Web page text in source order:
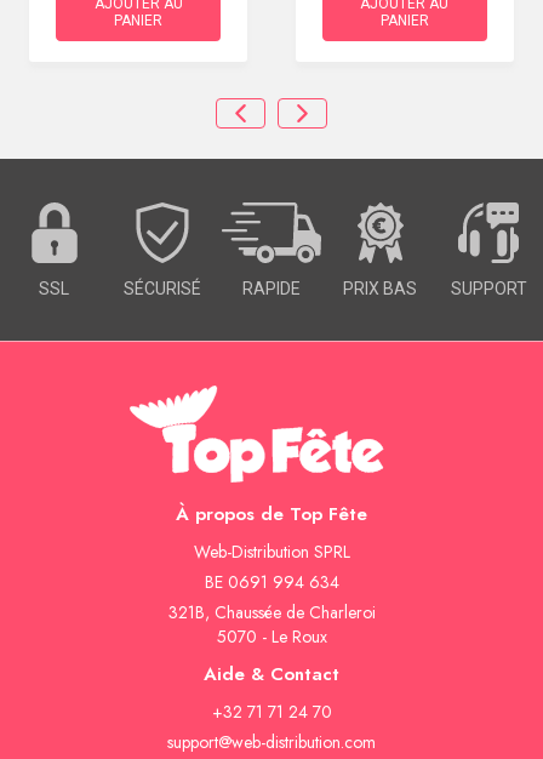
AJOUTER AU
PANIER
AJOUTER AU
PANIER
SSL SÉCURISÉ RAPIDE PRIX BAS SUPPORT
À propos de Top Fête
Web-Distribution SPRL
BE 0691 994 634
321B, Chaussée de Charleroi
5070 - Le Roux
Aide & Contact
+32 71 71 24 70
support@web-distribution.com